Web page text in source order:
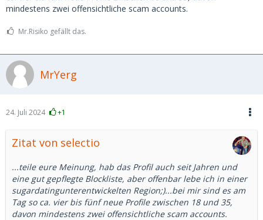
mindestens zwei offensichtliche scam accounts.
Mr.Risiko gefällt das.
MrYerg
24. Juli 2024 +1
Zitat von selectio
...teile eure Meinung, hab das Profil auch seit Jahren und
eine gut gepflegte Blockliste, aber offenbar lebe ich in einer
sugardatingunterentwickelten Region;)...bei mir sind es am
Tag so ca. vier bis fünf neue Profile zwischen 18 und 35,
davon mindestens zwei offensichtliche scam accounts.